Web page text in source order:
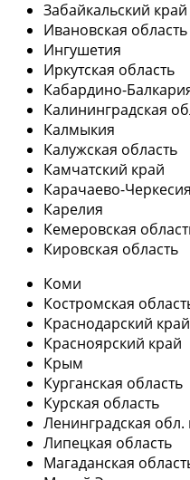
Забайкальский край
Ивановская область
Ингушетия
Иркутская область
Кабардино-
Калининградская
Калмыкия
Калужская область
Камчатский край
Карачаево-Черкесия
Карелия
Кемеровская
Кировская область
Коми
Костромская
Краснодарский край
Красноярский край
Крым
Курганская область
Курская область
Ленинградская обл.
Липецкая область
Магаданская